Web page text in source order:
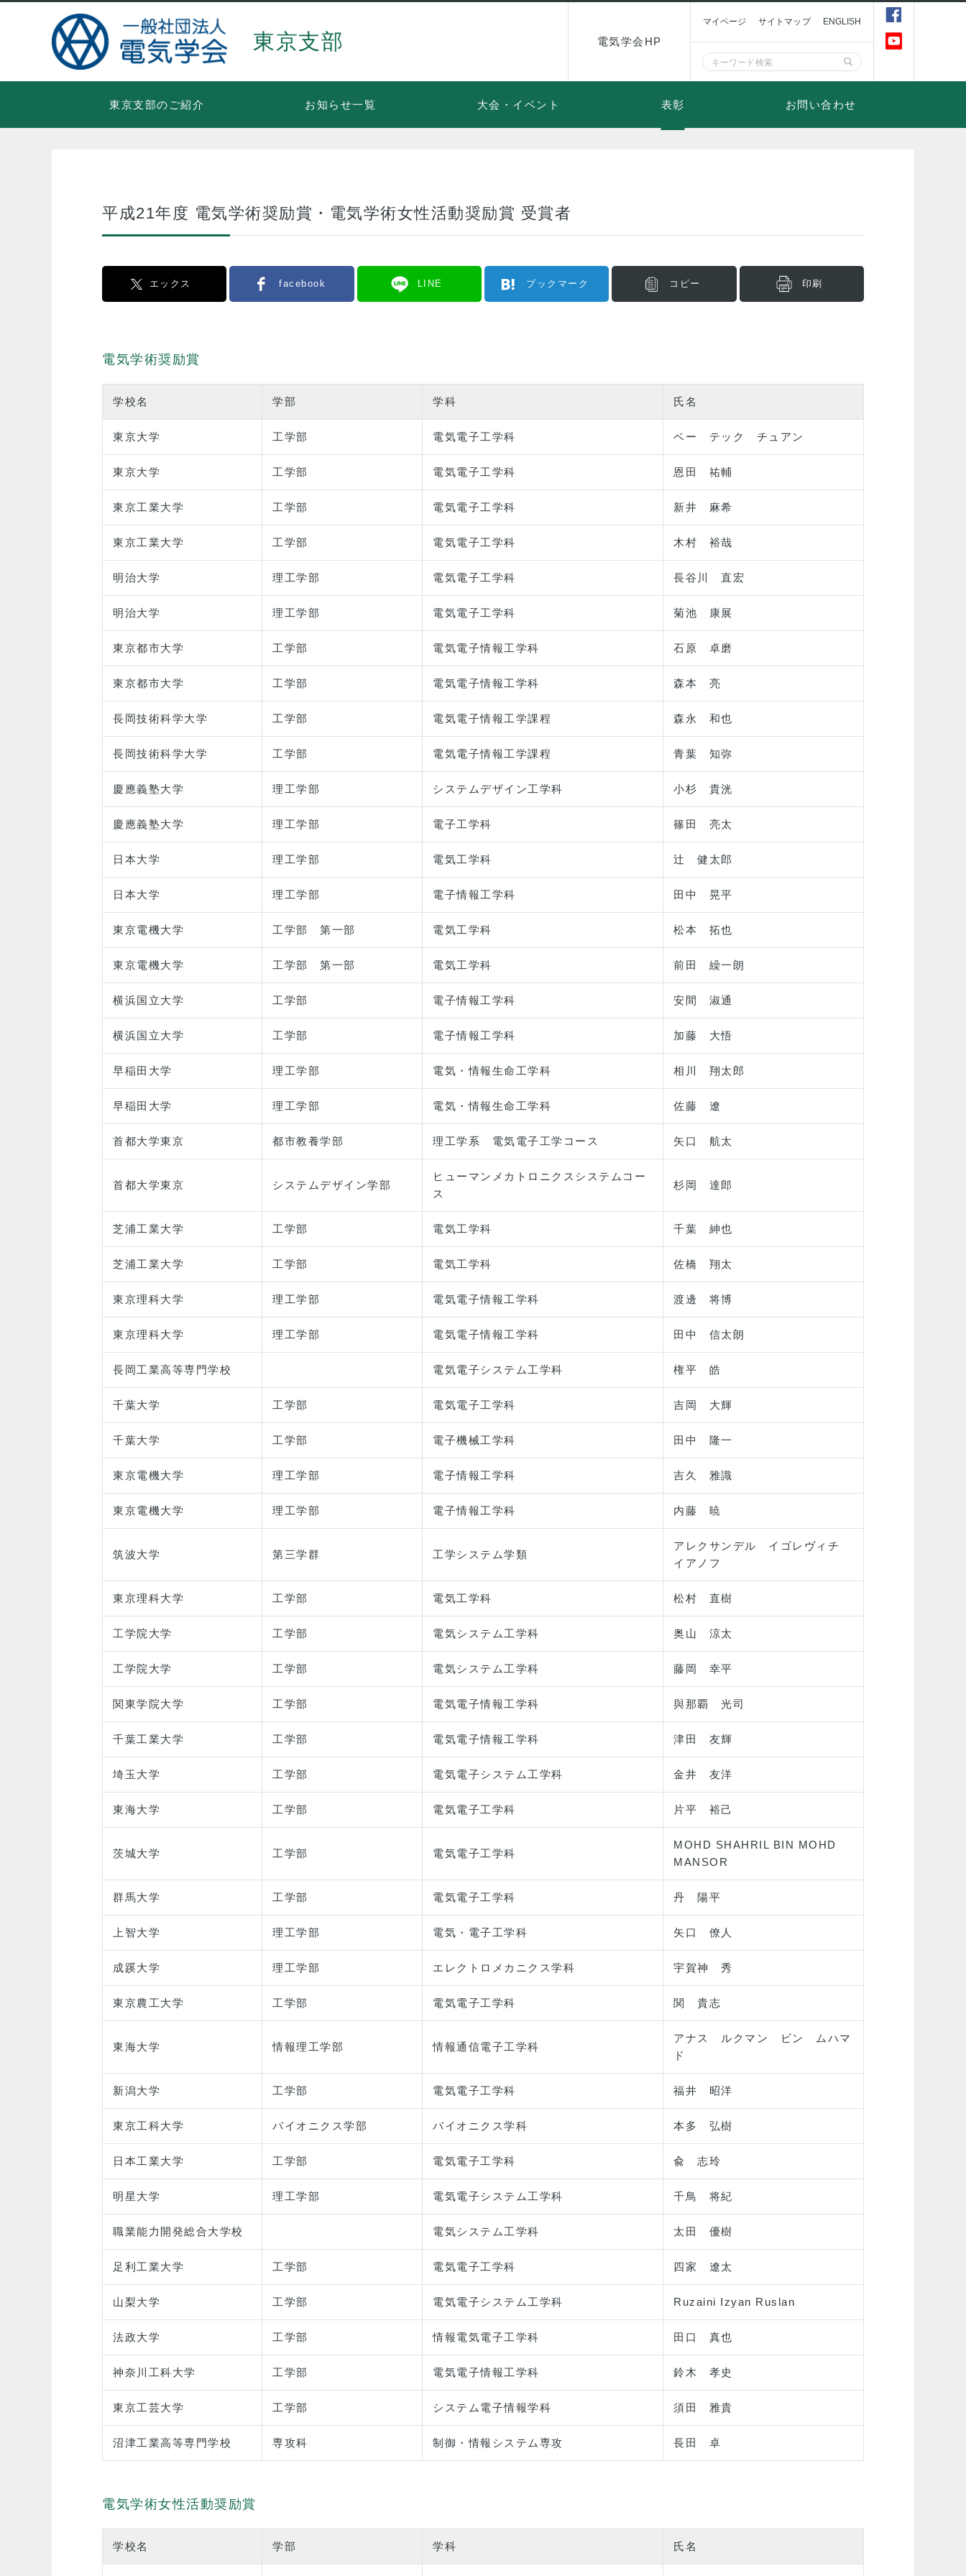
東京支部 電気学会HP
マイページ サイトマップ ENGLISH
東京支部のご紹介 お知らせ一覧 大会・イベント 表彰 お問い合わせ
平成21年度 電気学術奨励賞・電気学術女性活動奨励賞 受賞者
エックス facebook LINE ブックマーク コピー 印刷
電気学術奨励賞
学校名 学部 学科 氏名
東京大学 工学部 電気電子工学科 ベー テック チュアン
東京大学 工学部 電気電子工学科 恩田 祐輔
東京工業大学 工学部 電気電子工学科 新井 麻希
東京工業大学 工学部 電気電子工学科 木村 裕哉
明治大学 理工学部 電気電子工学科 長谷川 直宏
明治大学 理工学部 電気電子工学科 菊池 康展
東京都市大学 工学部 電気電子情報工学科 石原 卓磨
東京都市大学 工学部 電気電子情報工学科 森本 亮
長岡技術科学大学 工学部 電気電子情報工学課程 森永 和也
長岡技術科学大学 工学部 電気電子情報工学課程 青葉 知弥
慶應義塾大学 理工学部 システムデザイン工学科 小杉 貴洸
慶應義塾大学 理工学部 電子工学科 篠田 亮太
日本大学 理工学部 電気工学科 辻 健太郎
日本大学 理工学部 電子情報工学科 田中 晃平
東京電機大学 工学部 第一部 電気工学科 松本 拓也
東京電機大学 工学部 第一部 電気工学科 前田 繰一朗
横浜国立大学 工学部 電子情報工学科 安間 淑通
横浜国立大学 工学部 電子情報工学科 加藤 大悟
早稲田大学 理工学部 電気・情報生命工学科 相川 翔太郎
早稲田大学 理工学部 電気・情報生命工学科 佐藤 遼
首都大学東京 都市教養学部 理工学系 電気電子工学コース 矢口 航太
首都大学東京 システムデザイン学部
ヒューマンメカトロニクスシステムコー
ス
杉岡 達郎
芝浦工業大学 工学部 電気工学科 千葉 紳也
芝浦工業大学 工学部 電気工学科 佐橋 翔太
東京理科大学 理工学部 電気電子情報工学科 渡邊 将博
東京理科大学 理工学部 電気電子情報工学科 田中 信太朗
長岡工業高等専門学校 電気電子システム工学科 権平 皓
千葉大学 工学部 電気電子工学科 吉岡 大輝
千葉大学 工学部 電子機械工学科 田中 隆一
東京電機大学 理工学部 電子情報工学科 吉久 雅識
東京電機大学 理工学部 電子情報工学科 内藤 暁
筑波大学 第三学群 工学システム学類
アレクサンデル イゴレヴィチ
イアノフ
東京理科大学 工学部 電気工学科 松村 直樹
工学院大学 工学部 電気システム工学科 奥山 涼太
工学院大学 工学部 電気システム工学科 藤岡 幸平
関東学院大学 工学部 電気電子情報工学科 與那覇 光司
千葉工業大学 工学部 電気電子情報工学科 津田 友輝
埼玉大学 工学部 電気電子システム工学科 金井 友洋
東海大学 工学部 電気電子工学科 片平 裕己
茨城大学 工学部 電気電子工学科
MOHD SHAHRIL BIN MOHD
MANSOR
群馬大学 工学部 電気電子工学科 丹 陽平
上智大学 理工学部 電気・電子工学科 矢口 僚人
成蹊大学 理工学部 エレクトロメカニクス学科 宇賀神 秀
東京農工大学 工学部 電気電子工学科 関 貴志
東海大学 情報理工学部 情報通信電子工学科
アナス ルクマン ビン ムハマ
ド
新潟大学 工学部 電気電子工学科 福井 昭洋
東京工科大学 バイオニクス学部 バイオニクス学科 本多 弘樹
日本工業大学 工学部 電気電子工学科 兪 志玲
明星大学 理工学部 電気電子システム工学科 千鳥 将紀
職業能力開発総合大学校 電気システム工学科 太田 優樹
足利工業大学 工学部 電気電子工学科 四家 遼太
山梨大学 工学部 電気電子システム工学科 Ruzaini Izyan Ruslan
法政大学 工学部 情報電気電子工学科 田口 真也
神奈川工科大学 工学部 電気電子情報工学科 鈴木 孝史
東京工芸大学 工学部 システム電子情報学科 須田 雅貴
沼津工業高等専門学校 専攻科 制御・情報システム専攻 長田 卓
電気学術女性活動奨励賞
学校名 学部 学科 氏名